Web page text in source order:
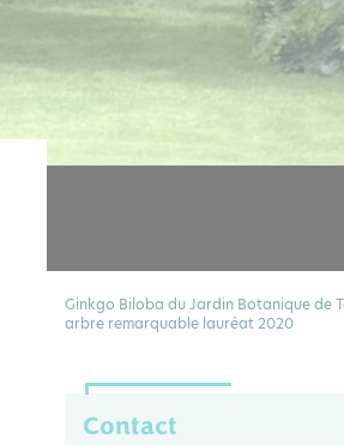
Ginkgo Biloba du Jardin Botanique de
arbre remarquable lauréat 2020
Contact